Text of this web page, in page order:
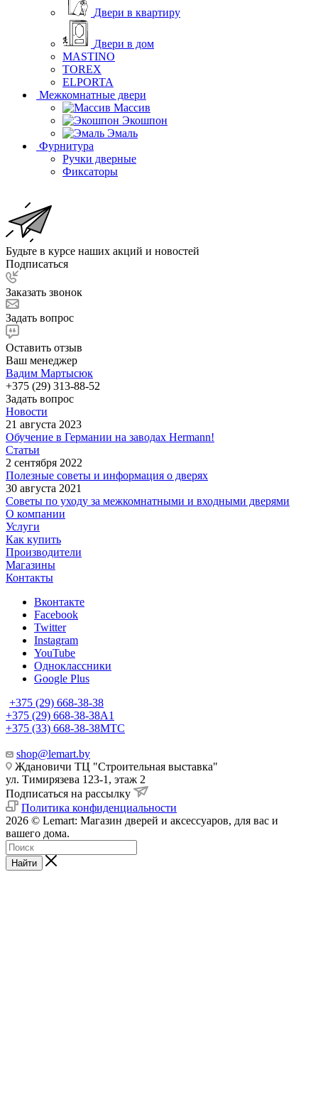
Двери в квартиру
Двери в дом
MASTINO
TOREX
ELPORTA
Межкомнатные двери
Массив
Экошпон
Эмаль
Фурнитура
Ручки дверные
Фиксаторы
Будьте в курсе наших акций и новостей
Подписаться
Заказать звонок
Задать вопрос
Оставить отзыв
Ваш менеджер
Вадим Мартысюк
+375 (29) 313-88-52
Задать вопрос
Новости
21 августа 2023
Обучение в Германии на заводах Hermann!
Статьи
2 сентября 2022
Полезные советы и информация о дверях
30 августа 2021
Советы по уходу за межкомнатными и входными дверями
О компании
Услуги
Как купить
Производители
Магазины
Контакты
Вконтакте
Facebook
Twitter
Instagram
YouTube
Одноклассники
Google Plus
+375 (29) 668-38-38
+375 (29) 668-38-38A1
+375 (33) 668-38-38МТС
shop@lemart.by
Ждановичи ТЦ "Строительная выставка"
ул. Тимирязева 123-1, этаж 2
Подписаться на рассылку
Политика конфиденциальности
2026 © Lemart: Магазин дверей и аксессуаров, для вас и
вашего дома.
Найти